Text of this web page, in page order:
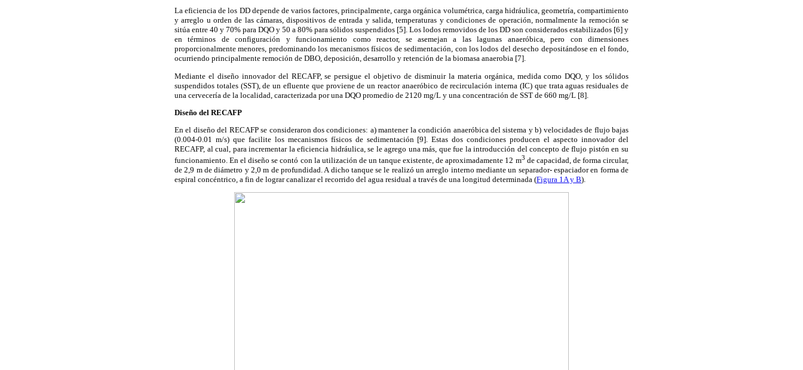
La eficiencia de los DD depende de varios factores, principalmente, carga orgánica volumétrica, carga hidráulica, geometría, compartimiento
y arreglo u orden de las cámaras, dispositivos de entrada y salida, temperaturas y condiciones de operación, normalmente la remoción se
sitúa entre 40 y 70% para DQO y 50 a 80% para sólidos suspendidos [5]. Los lodos removidos de los DD son considerados estabilizados [6] y
en términos de configuración y funcionamiento como reactor, se asemejan a las lagunas anaeróbica, pero con dimensiones
proporcionalmente menores, predominando los mecanismos físicos de sedimentación, con los lodos del desecho depositándose en el fondo,
ocurriendo principalmente remoción de DBO, deposición, desarrollo y retención de la biomasa anaerobia [7].
Mediante el diseño innovador del RECAFP, se persigue el objetivo de disminuir la materia orgánica, medida como DQO, y los sólidos
suspendidos totales (SST), de un efluente que proviene de un reactor anaeróbico de recirculación interna (IC) que trata aguas residuales de
una cervecería de la localidad, caracterizada por una DQO promedio de 2120 mg/L y una concentración de SST de 660 mg/L [8].
Diseño del RECAFP
En el diseño del RECAFP se consideraron dos condiciones: a) mantener la condición anaeróbica del sistema y b) velocidades de flujo bajas
(0.004-0.01 m/s) que facilite los mecanismos físicos de sedimentación [9]. Estas dos condiciones producen el aspecto innovador del
RECAFP, al cual, para incrementar la eficiencia hidráulica, se le agrego una más, que fue la introducción del concepto de flujo pistón en su
funcionamiento. En el diseño se contó con la utilización de un tanque existente, de aproximadamente 12 m3 de capacidad, de forma circular,
de 2,9 m de diámetro y 2,0 m de profundidad. A dicho tanque se le realizó un arreglo interno mediante un separador- espaciador en forma de
espiral concéntrico, a fin de lograr canalizar el recorrido del agua residual a través de una longitud determinada (Figura 1A y B).